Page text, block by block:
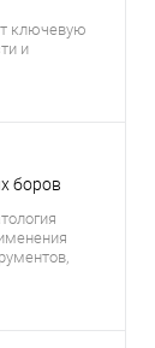
ключевую
и
и среди
боров
место